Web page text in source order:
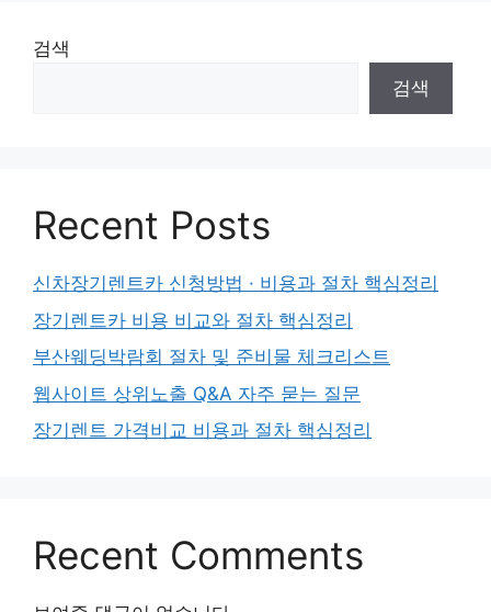
검색
검색
Recent Posts
신차장기렌트카 신청방법 · 비용과 절차 핵심정리
장기렌트카 비용 비교와 절차 핵심정리
부산웨딩박람회 절차 및 준비물 체크리스트
웹사이트 상위노출 Q&A 자주 묻는 질문
장기렌트 가격비교 비용과 절차 핵심정리
Recent Comments